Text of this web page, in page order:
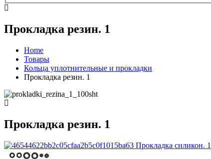
Прокладка резин. 1
Home
Товары
Кольца уплотнительные и прокладки
Прокладка резин. 1
Прокладка резин. 1
Прокладка силикон. 1